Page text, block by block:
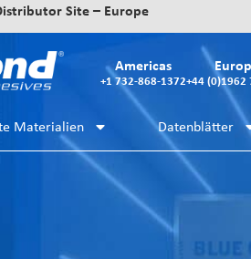
Site – Europe
Americas
+1 732-868-1372+44 (0)1962
Materialien Datenblätter